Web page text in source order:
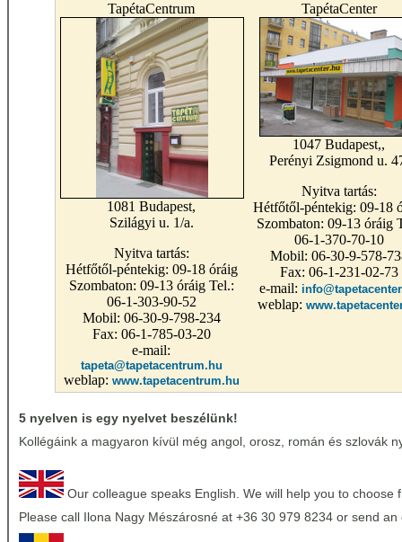
TapétaCentrum
1081 Budapest,
Szilágyi u. 1/a.
Nyitva tartás:
Hétfőtől-péntekig: 09-18 óráig
Szombaton: 09-13 óráig Tel.:
06-1-303-90-52
Mobil: 06-30-9-798-234
Fax: 06-1-785-03-20
e-mail:
tapeta@tapetacentrum.hu
weblap: www.tapetacentrum.hu
TapétaCenter
1047 Budapest,,
Perényi Zsigmond u.
Nyitva tartás:
Hétfőtől-péntekig: 09-18
Szombaton: 09-13 óráig
06-1-370-70-10
Mobil: 06-30-9-578-
Fax: 06-1-231-02-73
e-mail:
weblap:
5 nyelven is egy nyelvet beszélünk!
Kollégáink a magyaron kívül még angol, orosz, román és szlovák
Our colleague speaks English. We will help you to choose
Please call Ilona Nagy Mészárosné at +36 30 979 8234 or send